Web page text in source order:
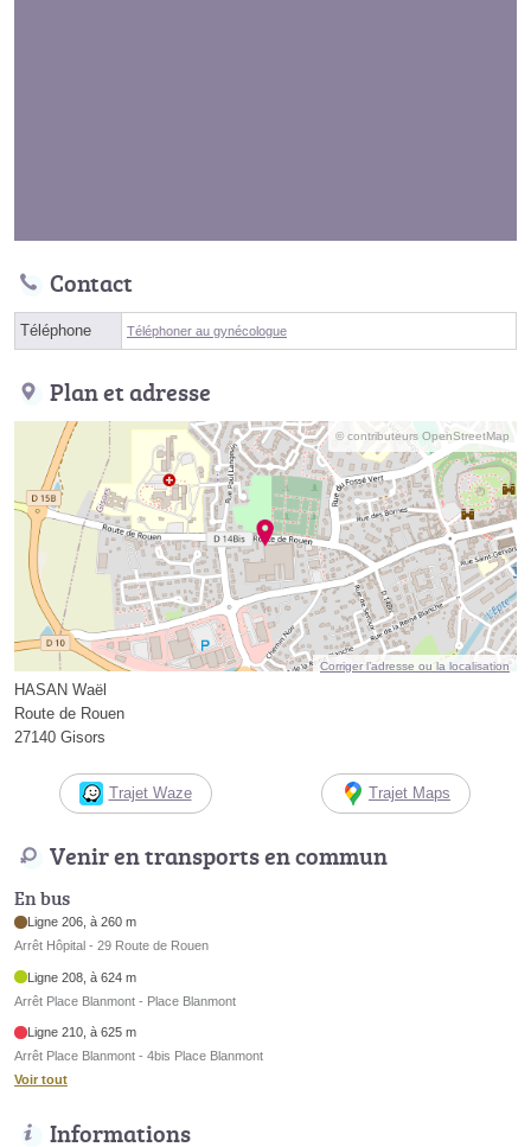
Contact
Téléphone Téléphoner au gynécologue
Plan et adresse
© contributeurs OpenStreetMap
Corriger l’adresse ou la localisation
HASAN Waël
Route de Rouen
27140 Gisors
Trajet Waze Trajet Maps
Venir en transports en commun
En bus
Ligne 206, à 260 m
Arrêt Hôpital - 29 Route de Rouen
Ligne 208, à 624 m
Arrêt Place Blanmont - Place Blanmont
Ligne 210, à 625 m
Arrêt Place Blanmont - 4bis Place Blanmont
Voir tout
Informations